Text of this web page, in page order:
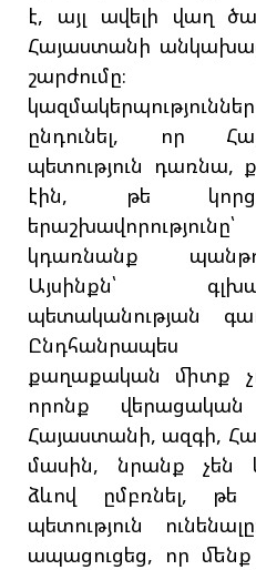
է, այլ ավելի վաղ
Հայաստանի
շարժումը։
ընդունել, որ
պետություն դառնա,
էին, թե
կդառնանք
Այսինքն՝
պետականության
Ընդհանրապես
քաղաքական միտք
որոնք
Հայաստանի, ազգի,
մասին, նրանք չեն
ձևով ըմբռնել,
պետություն
ապացուցեց, որ